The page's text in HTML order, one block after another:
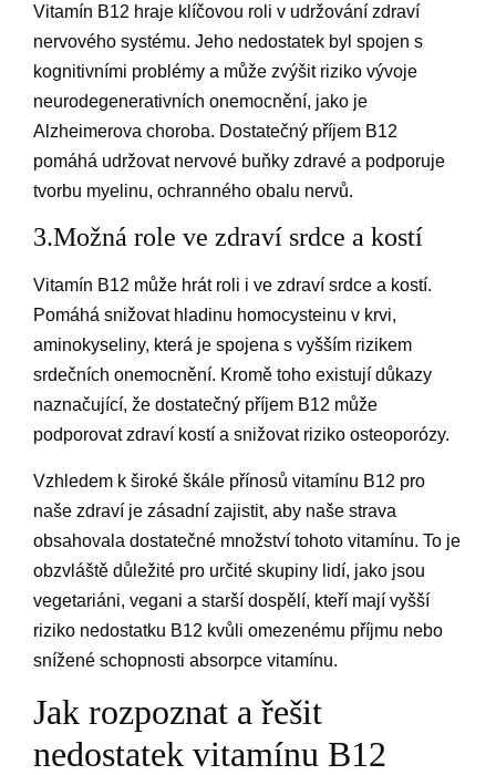
Vitamín B12 hraje klíčovou roli v udržování zdraví
nervového systému. Jeho nedostatek byl spojen s
kognitivními problémy a může zvýšit riziko vývoje
neurodegenerativních onemocnění, jako je
Alzheimerova choroba. Dostatečný příjem B12
pomáhá udržovat nervové buňky zdravé a podporuje
tvorbu myelinu, ochranného obalu nervů.
3.Možná role ve zdraví srdce a kostí
Vitamín B12 může hrát roli i ve zdraví srdce a kostí.
Pomáhá snižovat hladinu homocysteinu v krvi,
aminokyseliny, která je spojena s vyšším rizikem
srdečních onemocnění. Kromě toho existují důkazy
naznačující, že dostatečný příjem B12 může
podporovat zdraví kostí a snižovat riziko osteoporózy.
Vzhledem k široké škále přínosů vitamínu B12 pro
naše zdraví je zásadní zajistit, aby naše strava
obsahovala dostatečné množství tohoto vitamínu. To je
obzvláště důležité pro určité skupiny lidí, jako jsou
vegetariáni, vegani a starší dospělí, kteří mají vyšší
riziko nedostatku B12 kvůli omezenému příjmu nebo
snížené schopnosti absorpce vitamínu.
Jak rozpoznat a řešit
nedostatek vitamínu B12